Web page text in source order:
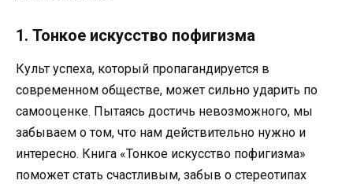
1. Тонкое искусство пофигизма
Культ успеха, который пропагандируется в
современном обществе, может сильно ударить по
самооценке. Пытаясь достичь невозможного, мы
забываем о том, что нам действительно нужно и
интересно. Книга «Тонкое искусство пофигизма»
поможет стать счастливым, забыв о стереотипах